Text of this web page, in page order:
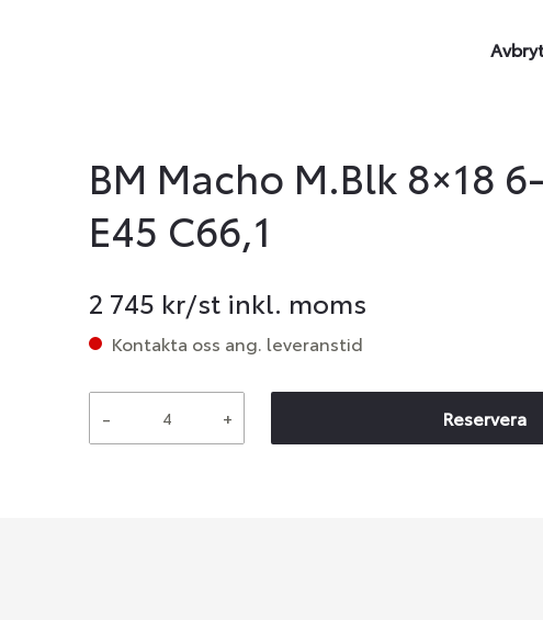
BM Macho M.Blk 8×18
E45 C66,1
2 745 kr/st inkl. moms
Kontakta oss ang. leveranstid
- + Reservera